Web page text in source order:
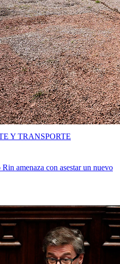
amenaza con asestar un nuevo
Y TRANSPORTE